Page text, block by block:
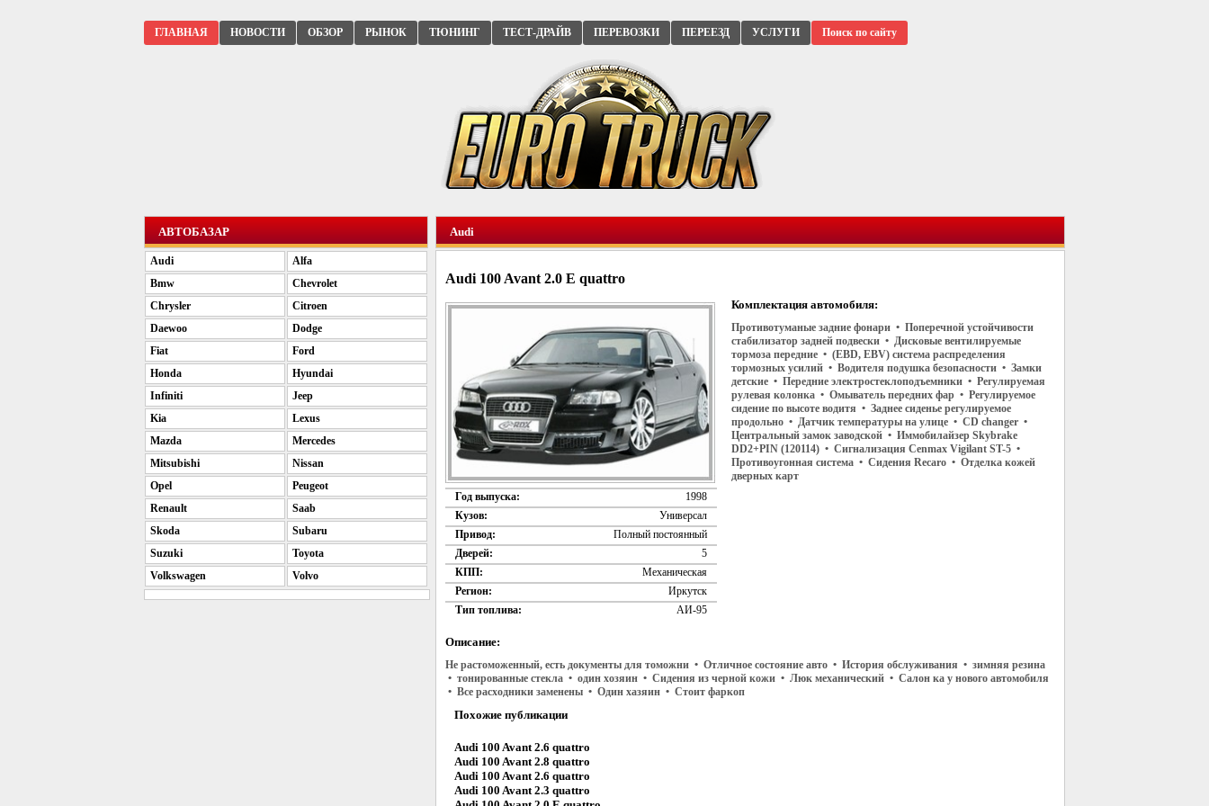
ГЛАВНАЯ НОВОСТИ ОБЗОР РЫНОК ТЮНИНГ ТЕСТ-ДРАЙВ ПЕРЕВОЗКИ ПЕРЕЕЗД УСЛУГИ Поиск по сайту
Audi
Audi 100 Avant 2.0 E quattro
Год выпуска:
1998
Кузов:
Универсал
Привод:
Полный постоянный
Дверей:
5
КПП:
Механическая
Регион:
Иркутск
Тип топлива:
АИ-95
Комплектация автомобиля:
Противотуманые задние фонари • Поперечной устойчивости
стабилизатор задней подвески • Дисковые вентилируемые
тормоза передние • (EBD, EBV) система распределения
тормозных усилий • Водителя подушка безопасности • Замки
детские • Передние электростеклоподъемники • Регулируемая
рулевая колонка • Омыватель передних фар • Регулируемое
сидение по высоте водитя • Заднее сиденье регулируемое
продольно • Датчик температуры на улице • CD changer •
Центральный замок заводской • Иммобилайзер Skybrake
DD2+PIN (120114) • Сигнализация Cenmax Vigilant ST-5 •
Противоугонная система • Сидения Recaro • Отделка кожей
дверных карт
Описание:
Не растоможенный, есть документы для томожни • Отличное состояние авто • История обслуживания • зимняя резина
• тонированные стекла • один хозяин • Сидения из черной кожи • Люк механический • Салон ка у нового автомобиля
• Все расходники заменены • Один хазяин • Стоит фаркоп
Похожие публикации
Audi 100 Avant 2.6 quattro
Audi 100 Avant 2.8 quattro
Audi 100 Avant 2.6 quattro
Audi 100 Avant 2.3 quattro
АВТОБАЗАР
Audi
Alfa
Bmw
Chevrolet
Chrysler
Citroen
Daewoo
Dodge
Fiat
Ford
Honda
Hyundai
Infiniti
Jeep
Kia
Lexus
Mazda
Mercedes
Mitsubishi
Nissan
Opel
Peugeot
Renault
Saab
Skoda
Subaru
Suzuki
Toyota
Volkswagen
Volvo